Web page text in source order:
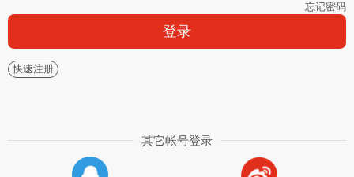
忘记密码
登录
快速注册
其它帐号登录